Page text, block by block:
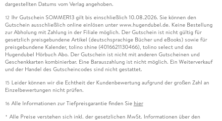
dargestellten Datums vom Verlag angehoben.
12 Ihr Gutschein SOMMER13 gilt bis einschließlich 10.08.2026. Sie können den
Gutschein ausschließlich online einlösen unter www.hugendubel.de. Keine Bestellung
zur Abholung mit Zahlung in der Filiale möglich. Der Gutschein ist nicht gültig für
gesetzlich preisgebundene Artikel (deutschsprachige Bücher und eBooks) sowie für
preisgebundene Kalender, tolino shine (4016621130466), tolino select und das
Hugendubel Hörbuch Abo. Der Gutschein ist nicht mit anderen Gutscheinen und
Geschenkkarten kombinierbar. Eine Barauszahlung ist nicht möglich. Ein Weiterverkauf
und der Handel des Gutscheincodes sind nicht gestattet.
15 Leider können wir die Echtheit der Kundenbewertung aufgrund der großen Zahl an
Einzelbewertungen nicht prüfen.
16 Alle Informationen zur Tiefpreisgarantie finden Sie hier
* Alle Preise verstehen sich inkl. der gesetzlichen MwSt. Informationen über den